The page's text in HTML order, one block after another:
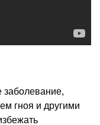
заболевание,
гноя и другими